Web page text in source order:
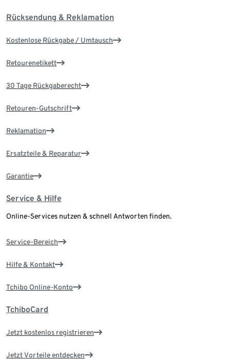
Rücksendung & Reklamation
Kostenlose Rückgabe / Umtausch
Retourenetikett
30 Tage Rückgaberecht
Retouren-Gutschrift
Reklamation
Ersatzteile & Reparatur
Garantie
Service & Hilfe
Online-Services nutzen & schnell Antworten finden.
Service-Bereich
Hilfe & Kontakt
Tchibo Online-Konto
TchiboCard
Jetzt kostenlos registrieren
Jetzt Vorteile entdecken